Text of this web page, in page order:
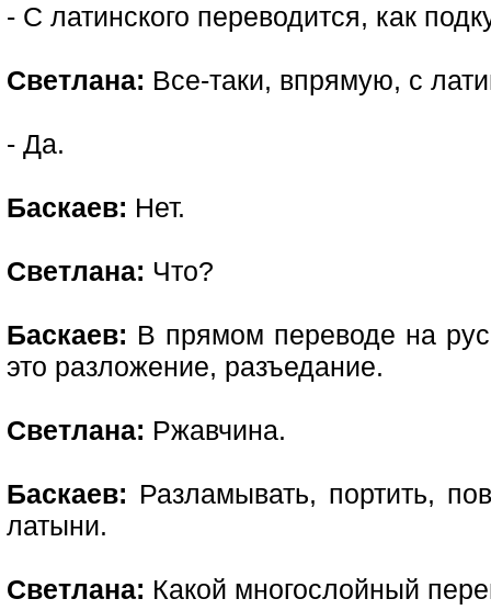
- С латинского переводится, как
Светлана: Все-таки, впрямую, с
- Да.
Баскаев: Нет.
Светлана: Что?
Баскаев: В прямом переводе на
это разложение, разъедание.
Светлана: Ржавчина.
Баскаев: Разламывать, портить,
латыни.
Светлана: Какой многослойный